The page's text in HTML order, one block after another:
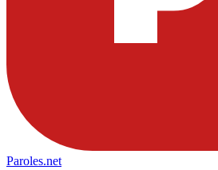
Paroles.net